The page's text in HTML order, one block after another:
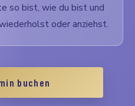
so bist, wie du bist und
oder anziehst.
buchen